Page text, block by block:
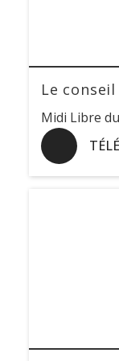
Le
Midi Libre